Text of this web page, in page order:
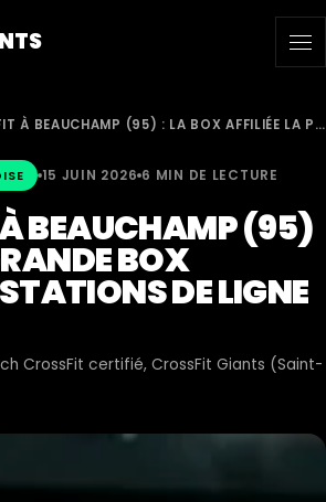
À BEAUCHAMP (95) : LA BOX AFFILIÉE LA P…
15 JUIN 2026 6 MIN DE LECTURE
BEAUCHAMP (95)
BOX
DE LIGNE
CrossFit certifié, CrossFit Giants (Saint-